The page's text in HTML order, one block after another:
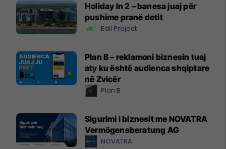
Holiday In 2 – banesa juaj për
pushime pranë detit
Edil Project
Plan B – reklamoni biznesin tuaj
aty ku është audienca shqiptare
në Zvicër
Plan B
Sigurimi i biznesit me NOVATRA
Vermögensberatung AG
NOVATRA